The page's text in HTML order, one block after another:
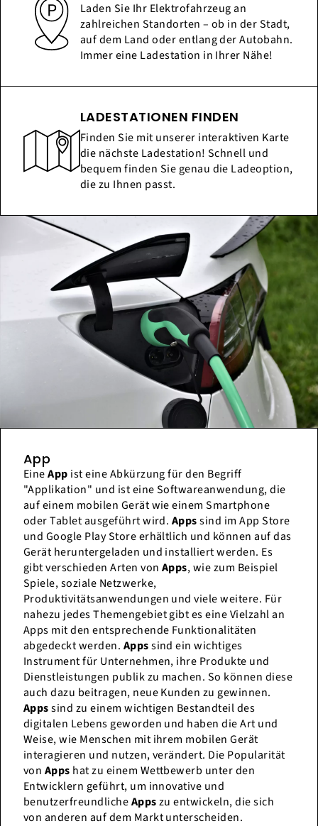
Laden Sie Ihr Elektrofahrzeug an
zahlreichen Standorten – ob in der Stadt,
auf dem Land oder entlang der Autobahn.
Immer eine Ladestation in Ihrer Nähe!
LADESTATIONEN FINDEN
Finden Sie mit unserer interaktiven Karte
die nächste Ladestation! Schnell und
bequem finden Sie genau die Ladeoption,
die zu Ihnen passt.
App
EineApp ist eine Abkürzung für den Begriff
"Applikation" und ist eine Softwareanwendung, die
auf einem mobilen Gerät wie einem Smartphone
oder Tablet ausgeführt wird. Appssind im App Store
und Google Play Store erhältlich und können auf das
Gerät heruntergeladen und installiert werden. Es
gibt verschieden Arten von Apps, wie zum Beispiel
Spiele, soziale Netzwerke,
Produktivitätsanwendungen und viele weitere. Für
nahezu jedes Themengebiet gibt es eine Vielzahl an
Apps mit den entsprechende Funktionalitäten
abgedeckt werden. Appssind ein wichtiges
Instrument für Unternehmen, ihre Produkte und
Dienstleistungen publik zu machen. So können diese
auch dazu beitragen, neue Kunden zu gewinnen.
Appssind zu einem wichtigen Bestandteil des
digitalen Lebens geworden und haben die Art und
Weise, wie Menschen mit ihrem mobilen Gerät
interagieren und nutzen, verändert. Die Popularität
von Apps hat zu einem Wettbewerb unter den
Entwicklern geführt, um innovative und
benutzerfreundlicheAppszu entwickeln, die sich
von anderen auf dem Markt unterscheiden.